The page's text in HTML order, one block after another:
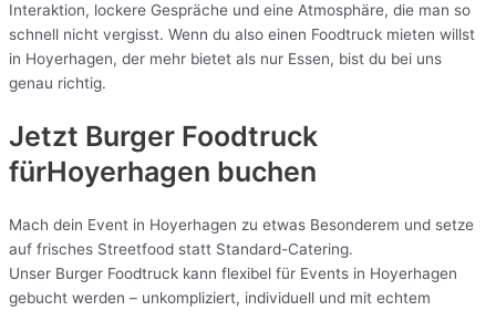
Interaktion, lockere Gespräche und eine Atmosphäre, die man so
schnell nicht vergisst. Wenn du also einen Foodtruck mieten willst
in Hoyerhagen, der mehr bietet als nur Essen, bist du bei uns
genau richtig.
Jetzt Burger Foodtruck
fürHoyerhagen buchen
Mach dein Event in Hoyerhagen zu etwas Besonderem und setze
auf frisches Streetfood statt Standard-Catering.
Unser Burger Foodtruck kann flexibel für Events in Hoyerhagen
gebucht werden – unkompliziert, individuell und mit echtem